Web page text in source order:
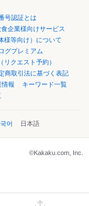
号認証とは
企業様向けサービス
様等向け）について
グプレミアム
リクエスト予約）
商取引法に基づく表記
情報
キーワード一覧
어 日本語
©Kakaku.com, Inc.